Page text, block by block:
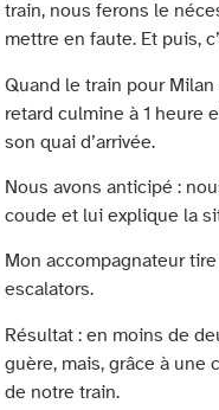
train, nous ferons le
mettre en faute. Et puis,
Quand le train pour Milan
retard culmine à 1 heure
son quai d’arrivée.
Nous avons anticipé :
coude et lui explique la
Mon accompagnateur
escalators.
Résultat : en moins de
guère, mais, grâce à une
de notre train.